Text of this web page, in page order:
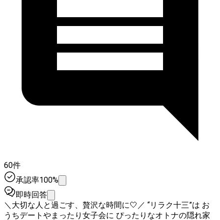
60件
承認率100%
即時回答
＼大切な人と過ごす、贅沢な時間に🤍／ “リラク十三”は お
うちデートやまったり女子会に ぴったりなオトナの隠れ家